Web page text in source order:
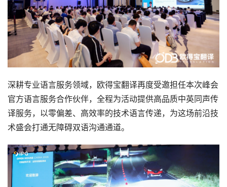
深耕专业语言服务领域，欧得宝翻译再度受邀担任本次峰会
官方语言服务合作伙伴，全程为活动提供高品质中英同声传
译服务，以零偏差、高效率的技术语言传递，为这场前沿技
术盛会打通无障碍双语沟通通道。